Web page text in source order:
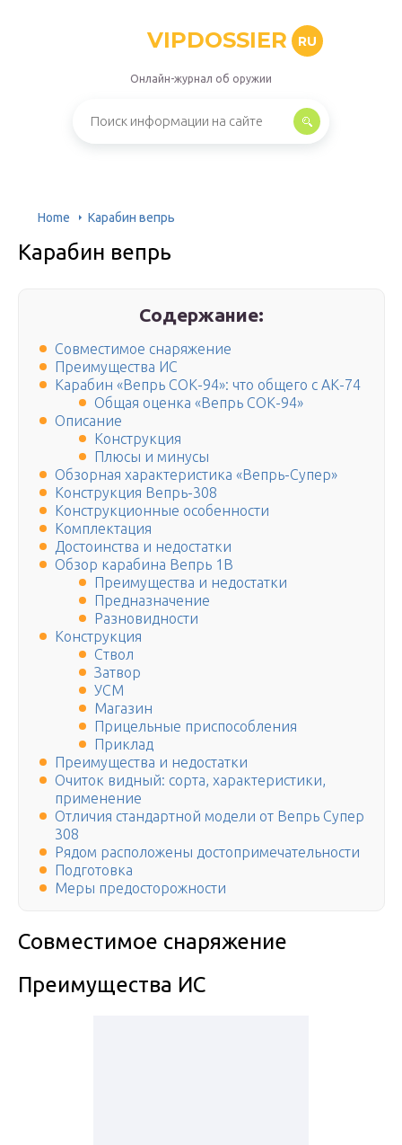
VIPDOSSIER RU
Онлайн-журнал об оружии
Home Карабин вепрь
Карабин вепрь
Содержание:
Совместимое снаряжение
Преимущества ИС
Карабин «Вепрь СОК-94»: что общего с АК-74
Общая оценка «Вепрь СОК-94»
Описание
Конструкция
Плюсы и минусы
Обзорная характеристика «Вепрь-Супер»
Конструкция Вепрь-308
Конструкционные особенности
Комплектация
Достоинства и недостатки
Обзор карабина Вепрь 1В
Преимущества и недостатки
Предназначение
Разновидности
Конструкция
Ствол
Затвор
УСМ
Магазин
Прицельные приспособления
Приклад
Преимущества и недостатки
Очиток видный: сорта, характеристики,
применение
Отличия стандартной модели от Вепрь Супер
308
Рядом расположены достопримечательности
Подготовка
Меры предосторожности
Совместимое снаряжение
Преимущества ИС